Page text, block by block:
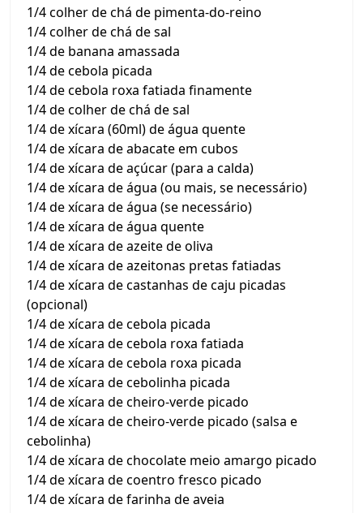
1/4 colher de chá de pimenta-do-reino
1/4 colher de chá de sal
1/4 de banana amassada
1/4 de cebola picada
1/4 de cebola roxa fatiada finamente
1/4 de colher de chá de sal
1/4 de xícara (60ml) de água quente
1/4 de xícara de abacate em cubos
1/4 de xícara de açúcar (para a calda)
1/4 de xícara de água (ou mais, se necessário)
1/4 de xícara de água (se necessário)
1/4 de xícara de água quente
1/4 de xícara de azeite de oliva
1/4 de xícara de azeitonas pretas fatiadas
1/4 de xícara de castanhas de caju picadas
(opcional)
1/4 de xícara de cebola picada
1/4 de xícara de cebola roxa fatiada
1/4 de xícara de cebola roxa picada
1/4 de xícara de cebolinha picada
1/4 de xícara de cheiro-verde picado
1/4 de xícara de cheiro-verde picado (salsa e
cebolinha)
1/4 de xícara de chocolate meio amargo picado
1/4 de xícara de coentro fresco picado
1/4 de xícara de farinha de aveia